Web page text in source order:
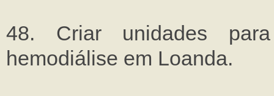
48. Criar unidades
hemodiálise em Loanda.